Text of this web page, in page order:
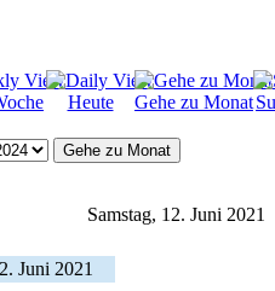
Heute Gehe zu Monat
Gehe zu Monat
Samstag, 12. Juni 2021
Juni 2021